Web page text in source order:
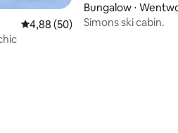
: 4,87 sur 5
Évaluation moyenne sur la
4,88 (50)
Bungalow ⋅
Simons ski cabin.